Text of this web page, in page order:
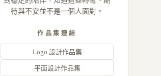
待與不安並不是一個人面對。
作品集連結
Logo 設計作品集
平面設計作品集